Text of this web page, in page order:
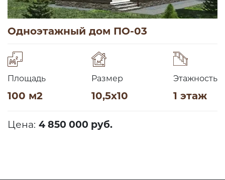
Одноэтажный дом ПО-03
Площадь
100 м2
Размер
10,5х10
Этажность
1 этаж
Цена: 4 850 000 руб.